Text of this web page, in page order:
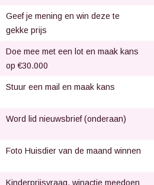
Geef je mening en win deze te
gekke prijs
Doe mee met een lot en maak kans
op €30.000
Stuur een mail en maak kans
Word lid nieuwsbrief (onderaan)
Foto Huisdier van de maand winnen
Kinderprijsvraag, winactie meedoen